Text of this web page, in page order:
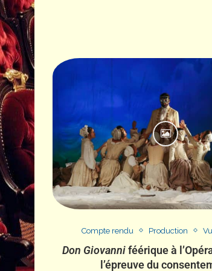
Compte rendu Production
Don Giovanniféérique à
l’épreuve du